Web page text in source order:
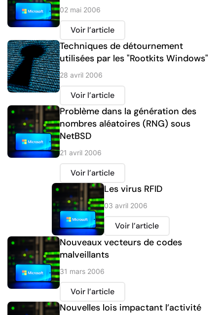
02 mai 2006
Voir l’article
Techniques de détournement
utilisées par les "Rootkits Windows"
28 avril 2006
Voir l’article
Problème dans la génération des
nombres aléatoires (RNG) sous
NetBSD
21 avril 2006
Voir l’article
Les virus RFID
03 avril 2006
Voir l’article
Nouveaux vecteurs de codes
malveillants
31 mars 2006
Voir l’article
Nouvelles lois impactant l’activité